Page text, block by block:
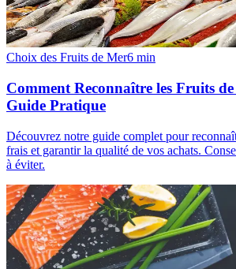
Choix des Fruits de Mer6 min
Comment Reconnaître les Fruits
Guide Pratique
Découvrez notre guide complet pour
frais et garantir la qualité de vos achats.
à éviter.